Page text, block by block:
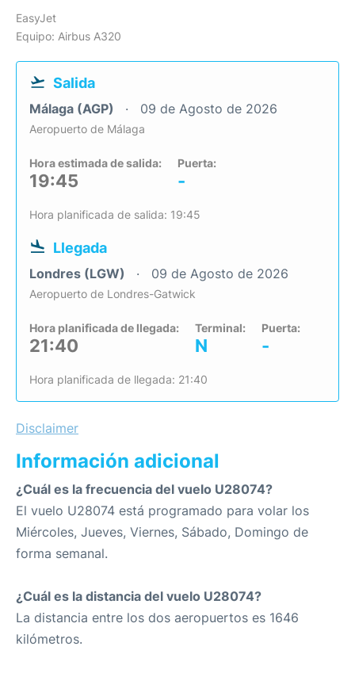
EasyJet
Equipo: Airbus A320
Salida
Málaga (AGP) 09 de Agosto de 2026
Aeropuerto de Málaga
Hora estimada de salida:
19:45
Puerta:
-
Hora planificada de salida: 19:45
Llegada
Londres (LGW) 09 de Agosto de 2026
Aeropuerto de Londres-Gatwick
Hora planificada de llegada:
21:40
Terminal:
N
Puerta:
-
Hora planificada de llegada: 21:40
Disclaimer
Información adicional
¿Cuál es la frecuencia del vuelo U28074?
El vuelo U28074 está programado para volar los
Miércoles, Jueves, Viernes, Sábado, Domingo de
forma semanal.
¿Cuál es la distancia del vuelo U28074?
La distancia entre los dos aeropuertos es 1646
kilómetros.